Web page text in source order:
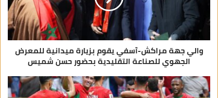
ي
والي جهة مراكش-آسفي يقوم بزيارة ميدانية للمعرض
الجهوي للصناعة التقليدية بحضور حسن شميس